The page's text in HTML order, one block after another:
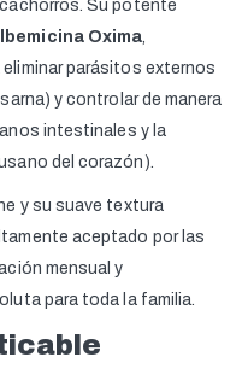
Su potente
Oxima
parásitos externos
y controlar de manera
intestinales y la
del corazón).
y su suave textura
aceptado por las
mensual y
para toda la familia.